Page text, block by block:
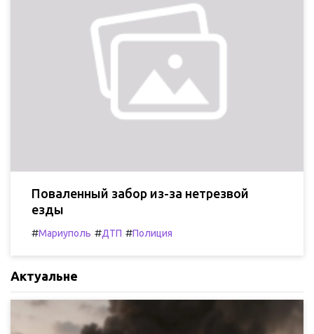
Поваленный забор из-за нетрезвой
езды
#Мариуполь #ДТП #Полиция
Актуальне